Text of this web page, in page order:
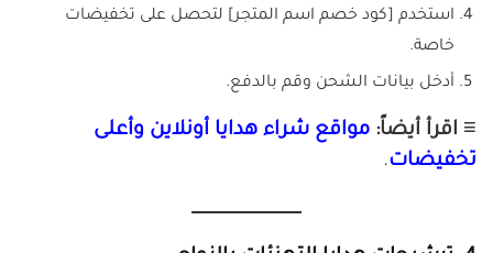
استخدم [كود خصم اسم المتجر] لتحصل على تخفيضات
خاصة.
أدخل بيانات الشحن وقم بالدفع.
≡ اقرأ أيضاً: مواقع شراء هدايا أونلاين وأعلى
تخفيضات.